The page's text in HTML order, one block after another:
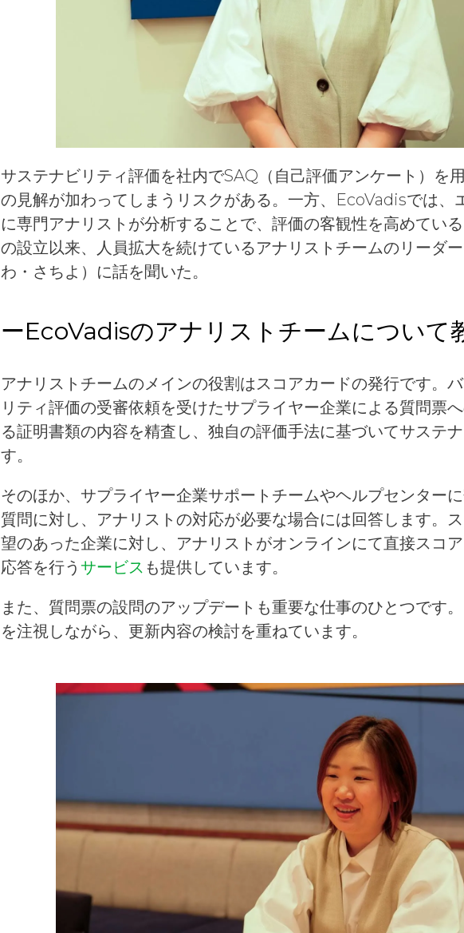
サステナビリティ評価を社内でSAQ（自己評価アンケート）を
の見解が加わってしまうリスクがある。一方、EcoVadisでは、
に専門アナリストが分析することで、評価の客観性を高めてい
の設立以来、人員拡大を続けているアナリストチームのリーダ
わ・さちよ）に話を聞いた。
ーEcoVadisのアナリストチームについて
アナリストチームのメインの役割はスコアカードの発行です。
リティ評価の受審依頼を受けたサプライヤー企業による質問票
る証明書類の内容を精査し、独自の評価手法に基づいてサステ
す。
そのほか、サプライヤー企業サポートチームやヘルプセンター
質問に対し、アナリストの対応が必要な場合には回答します。
望のあった企業に対し、アナリストがオンラインにて直接スコ
応答を行う サービス も提供しています。
また、質問票の設問のアップデートも重要な仕事のひとつです
を注視しながら、更新内容の検討を重ねています。